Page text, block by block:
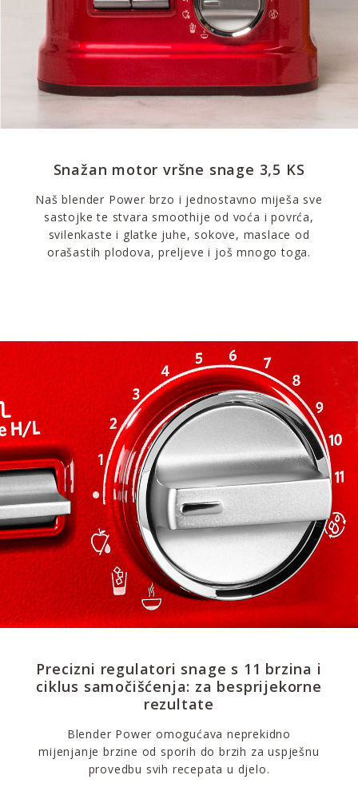
Snažan motor vršne snage 3,5 KS
Naš blender Power brzo i jednostavno miješa sve
sastojke te stvara smoothije od voća i povrća,
svilenkaste i glatke juhe, sokove, maslace od
orašastih plodova, preljeve i još mnogo toga.
Precizni regulatori snage s 11 brzina i
ciklus samočišćenja: za besprijekorne
rezultate
Blender Power omogućava neprekidno
mijenjanje brzine od sporih do brzih za uspješnu
provedbu svih recepata u djelo.